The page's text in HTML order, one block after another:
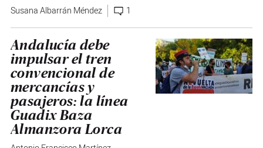
Susana Albarrán Méndez 1
Andalucía debe
impulsar el tren
convencional de
mercancías y
pasajeros: la línea
Guadix Baza
Almanzora Lorca